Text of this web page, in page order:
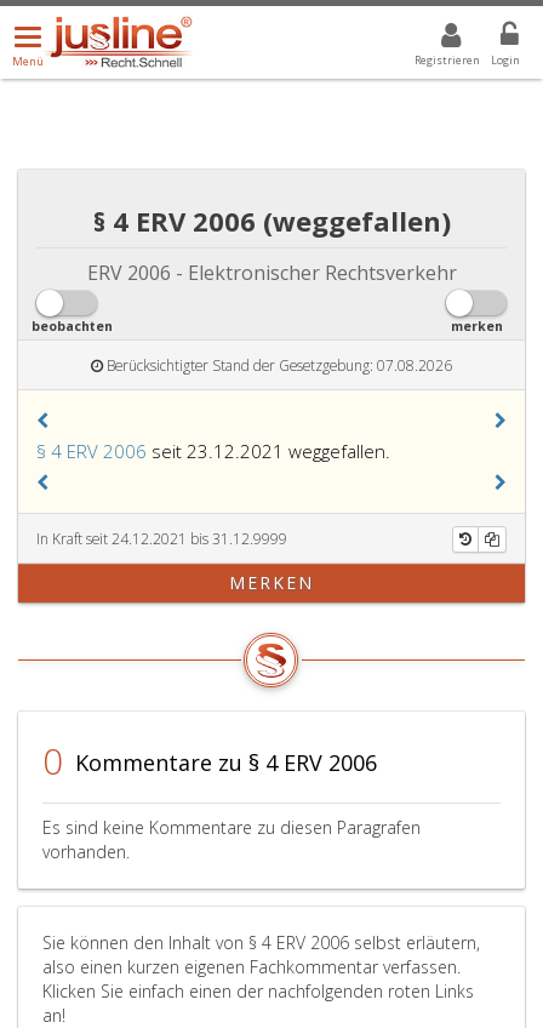
Registrieren Login
Menü
öffnen/schließen
Menü
ALLE DROPDOWN: GEWÄHLTER WERT IST ALLE
§ 4 ERV 2006 (weggefallen)
ERV 2006 - Elektronischer Rechtsverkehr
beobachten merken
Berücksichtigter Stand der Gesetzgebung: 07.08.2026
§ 4 ERV 2006 seit 23.12.2021 weggefallen.
In Kraft seit 24.12.2021 bis 31.12.9999
MERKEN
0 Kommentare zu § 4 ERV 2006
Es sind keine Kommentare zu diesen Paragrafen
vorhanden.
Sie können den Inhalt von § 4 ERV 2006 selbst erläutern,
also einen kurzen eigenen Fachkommentar verfassen.
Klicken Sie einfach einen der nachfolgenden roten Links
an!